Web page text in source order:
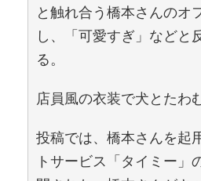
と触れ合う橋本さんのオ
し、「可愛すぎ」などと
る。
店員風の衣装で犬とたわ
投稿では、橋本さんを起
トサービス「タイミー」